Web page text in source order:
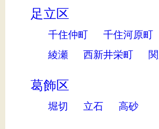
足立区
千住仲町 千住河原町
綾瀬
西新井栄町
葛飾区
堀切 立石 高砂